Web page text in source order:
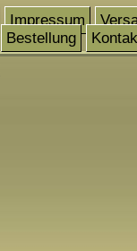
Impressum
Bestellung